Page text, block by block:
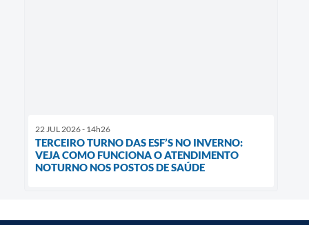
22 JUL 2026 - 14h26
TERCEIRO TURNO DAS ESF’S NO INVERNO:
VEJA COMO FUNCIONA O ATENDIMENTO
NOTURNO NOS POSTOS DE SAÚDE